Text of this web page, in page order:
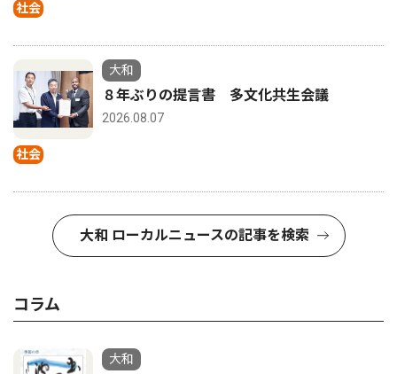
社会
社会
大和
８年ぶりの提言書 多文化共生会議
2026.08.07
大和 ローカルニュースの記事を検索
コラム
大和